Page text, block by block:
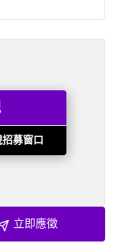
募窗口
立即應徵